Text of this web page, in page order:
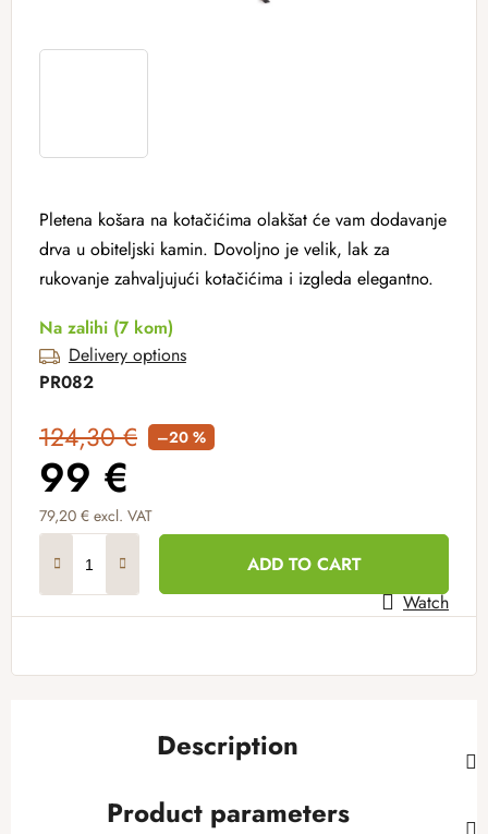
Pletena košara na kotačićima olakšat će vam dodavanje
drva u obiteljski kamin. Dovoljno je velik, lak za
rukovanje zahvaljujući kotačićima i izgleda elegantno.
Na zalihi (7 kom)
Delivery options
PR082
124,30 € –20 %
99 €
79,20 € excl. VAT
ADD TO CART
Watch
Description
Product parameters